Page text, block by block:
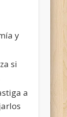
y
si
a